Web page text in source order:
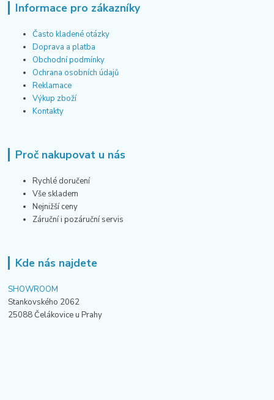
Informace pro zákazníky
Často kladené otázky
Doprava a platba
Obchodní podmínky
Ochrana osobních údajů
Reklamace
Výkup zboží
Kontakty
Proč nakupovat u nás
Rychlé doručení
Vše skladem
Nejnižší ceny
Záruční i pozáruční servis
Kde nás najdete
SHOWROOM
Stankovského 2062
25088 Čelákovice u Prahy